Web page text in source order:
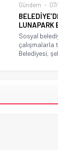
Gündem
LUNAPARK
Sosyal
çalışmalarla
Belediyesi,